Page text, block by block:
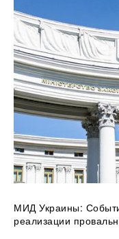
МИД Украины:
реализации